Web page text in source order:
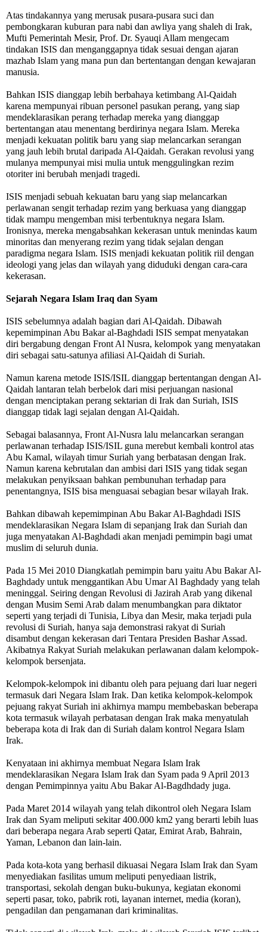
Atas tindakannya yang merusak pusara-pusara suci dan
pembongkaran kuburan para nabi dan awliya yang shaleh di Irak,
Mufti Pemerintah Mesir, Prof. Dr. Syauqi Allam mengecam
tindakan ISIS dan menganggapnya tidak sesuai dengan ajaran
mazhab Islam yang mana pun dan bertentangan dengan kewajaran
manusia.
Bahkan ISIS dianggap lebih berbahaya ketimbang Al-Qaidah
karena mempunyai ribuan personel pasukan perang, yang siap
mendeklarasikan perang terhadap mereka yang dianggap
bertentangan atau menentang berdirinya negara Islam. Mereka
menjadi kekuatan politik baru yang siap melancarkan serangan
yang jauh lebih brutal daripada Al-Qaidah. Gerakan revolusi yang
mulanya mempunyai misi mulia untuk menggulingkan rezim
otoriter ini berubah menjadi tragedi.
ISIS menjadi sebuah kekuatan baru yang siap melancarkan
perlawanan sengit terhadap rezim yang berkuasa yang dianggap
tidak mampu mengemban misi terbentuknya negara Islam.
Ironisnya, mereka mengabsahkan kekerasan untuk menindas kaum
minoritas dan menyerang rezim yang tidak sejalan dengan
paradigma negara Islam. ISIS menjadi kekuatan politik riil dengan
ideologi yang jelas dan wilayah yang diduduki dengan cara-cara
kekerasan.
Sejarah Negara Islam Iraq dan Syam
ISIS sebelumnya adalah bagian dari Al-Qaidah. Dibawah
kepemimpinan Abu Bakar al-Baghdadi ISIS sempat menyatakan
diri bergabung dengan Front Al Nusra, kelompok yang menyatakan
diri sebagai satu-satunya afiliasi Al-Qaidah di Suriah.
Namun karena metode ISIS/ISIL dianggap bertentangan dengan Al-
Qaidah lantaran telah berbelok dari misi perjuangan nasional
dengan menciptakan perang sektarian di Irak dan Suriah, ISIS
dianggap tidak lagi sejalan dengan Al-Qaidah.
Sebagai balasannya, Front Al-Nusra lalu melancarkan serangan
perlawanan terhadap ISIS/ISIL guna merebut kembali kontrol atas
Abu Kamal, wilayah timur Suriah yang berbatasan dengan Irak.
Namun karena kebrutalan dan ambisi dari ISIS yang tidak segan
melakukan penyiksaan bahkan pembunuhan terhadap para
penentangnya, ISIS bisa menguasai sebagian besar wilayah Irak.
Bahkan dibawah kepemimpinan Abu Bakar Al-Baghdadi ISIS
mendeklarasikan Negara Islam di sepanjang Irak dan Suriah dan
juga menyatakan Al-Baghdadi akan menjadi pemimpin bagi umat
muslim di seluruh dunia.
Pada 15 Mei 2010 Diangkatlah pemimpin baru yaitu Abu Bakar Al-
Baghdady untuk menggantikan Abu Umar Al Baghdady yang telah
meninggal. Seiring dengan Revolusi di Jazirah Arab yang dikenal
dengan Musim Semi Arab dalam menumbangkan para diktator
seperti yang terjadi di Tunisia, Libya dan Mesir, maka terjadi pula
revolusi di Suriah, hanya saja demonstrasi rakyat di Suriah
disambut dengan kekerasan dari Tentara Presiden Bashar Assad.
Akibatnya Rakyat Suriah melakukan perlawanan dalam kelompok-
kelompok bersenjata.
Kelompok-kelompok ini dibantu oleh para pejuang dari luar negeri
termasuk dari Negara Islam Irak. Dan ketika kelompok-kelompok
pejuang rakyat Suriah ini akhirnya mampu membebaskan beberapa
kota termasuk wilayah perbatasan dengan Irak maka menyatulah
beberapa kota di Irak dan di Suriah dalam kontrol Negara Islam
Irak.
Kenyataan ini akhirnya membuat Negara Islam Irak
mendeklarasikan Negara Islam Irak dan Syam pada 9 April 2013
dengan Pemimpinnya yaitu Abu Bakar Al-Bagdhdady juga.
Pada Maret 2014 wilayah yang telah dikontrol oleh Negara Islam
Irak dan Syam meliputi sekitar 400.000 km2 yang berarti lebih luas
dari beberapa negara Arab seperti Qatar, Emirat Arab, Bahrain,
Yaman, Lebanon dan lain-lain.
Pada kota-kota yang berhasil dikuasai Negara Islam Irak dan Syam
menyediakan fasilitas umum meliputi penyediaan listrik,
transportasi, sekolah dengan buku-bukunya, kegiatan ekonomi
seperti pasar, toko, pabrik roti, layanan internet, media (koran),
pengadilan dan pengamanan dari kriminalitas.